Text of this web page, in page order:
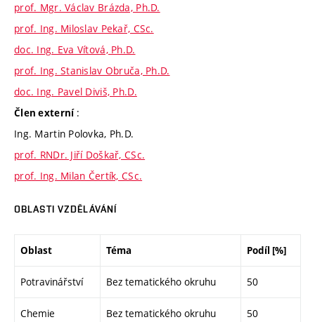
prof. Mgr. Václav Brázda, Ph.D.
prof. Ing. Miloslav Pekař, CSc.
doc. Ing. Eva Vítová, Ph.D.
prof. Ing. Stanislav Obruča, Ph.D.
doc. Ing. Pavel Diviš, Ph.D.
Člen externí :
Ing. Martin Polovka, Ph.D.
prof. RNDr. Jiří Doškař, CSc.
prof. Ing. Milan Čertík, CSc.
OBLASTI VZDĚLÁVÁNÍ
Oblast Téma Podíl [%]
Potravinářství Bez tematického okruhu 50
Chemie Bez tematického okruhu 50